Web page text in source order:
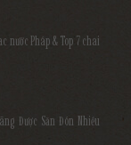
nước Pháp & Top 7 chai
Được Săn Đón Nhiều